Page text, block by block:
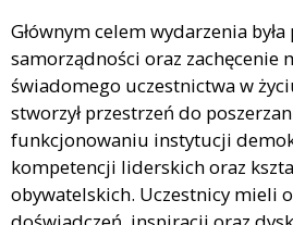
Głównym celem wydarzenia
samorządności oraz zachęcenie
świadomego uczestnictwa w
stworzył przestrzeń do
funkcjonowaniu instytucji
kompetencji liderskich oraz
obywatelskich. Uczestnicy mieli